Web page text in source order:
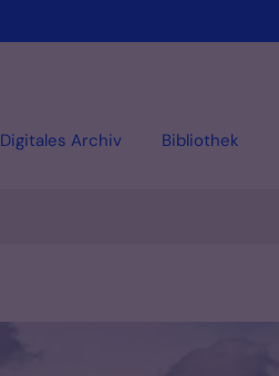
Digitales Archiv Bibliothek